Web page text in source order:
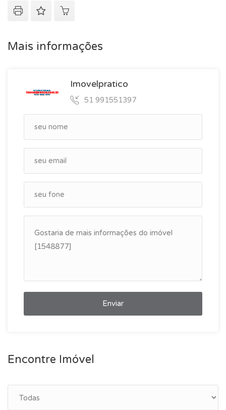
Mais informações
Imovelpratico
51 991551397
Enviar
Encontre Imóvel